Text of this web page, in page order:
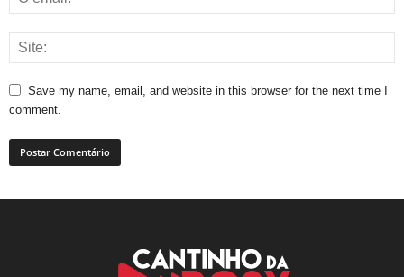
Save my name, email, and website in this browser for the next time I
comment.